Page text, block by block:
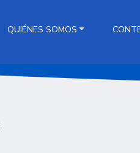
QUIÉNES SOMOS